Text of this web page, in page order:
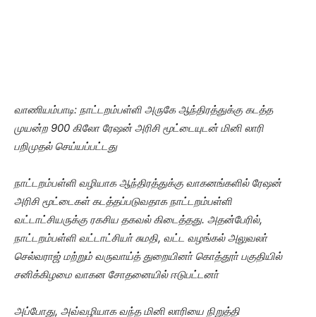
வாணியம்பாடி: நாட்டறம்பள்ளி அருகே ஆந்திரத்துக்கு கடத்த
முயன்ற 900 கிலோ ரேஷன் அரிசி மூட்டையுடன் மினி லாரி
பறிமுதல் செய்யப்பட்டது
நாட்டறம்பள்ளி வழியாக ஆந்திரத்துக்கு வாகனங்களில் ரேஷன்
அரிசி மூட்டைகள் கடத்தப்படுவதாக நாட்டறம்பள்ளி
வட்டாட்சியருக்கு ரகசிய தகவல் கிடைத்தது. அதன்பேரில்,
நாட்டறம்பள்ளி வட்டாட்சியா் சுமதி, வட்ட வழங்கல் அலுவலா்
செல்வராஜ் மற்றும் வருவாய்த் துறையினா் கொத்தூா் பகுதியில்
சனிக்கிழமை வாகன சோதனையில் ஈடுபட்டனா்
அப்போது, அவ்வழியாக வந்த மினி லாரியை நிறுத்தி